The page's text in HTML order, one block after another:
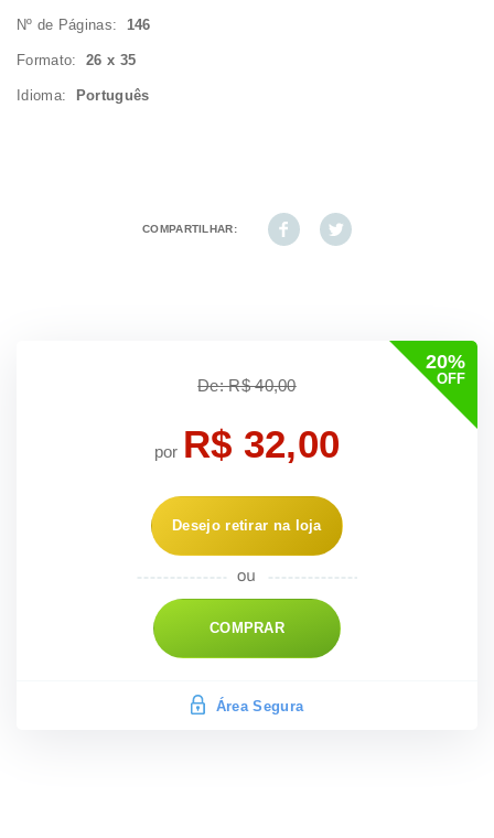
Nº de Páginas: 146
Formato: 26 x 35
Idioma: Português
COMPARTILHAR:
20%
OFF
De: R$ 40,00
por R$ 32,00
Desejo retirar na loja
COMPRAR
Área Segura